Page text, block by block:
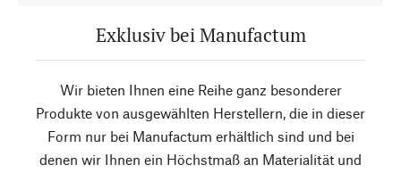
Exklusiv bei Manufactum
Wir bieten Ihnen eine Reihe ganz besonderer
Produkte von ausgewählten Herstellern, die in dieser
Form nur bei Manufactum erhältlich sind und bei
denen wir Ihnen ein Höchstmaß an Materialität und